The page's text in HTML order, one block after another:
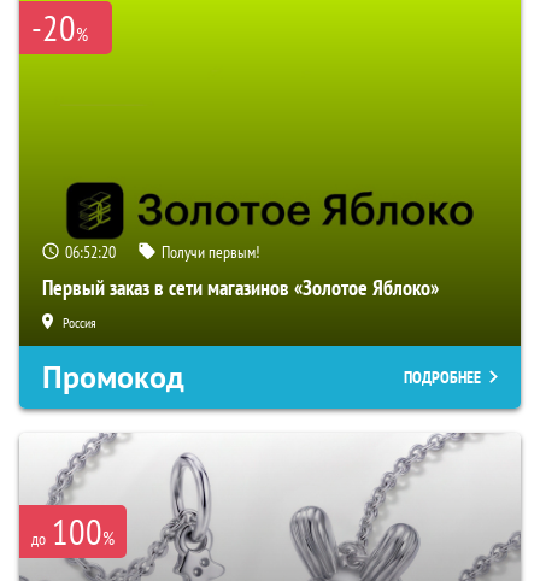
-20%
06:52:19 Получи первым!
Первый заказ в сети магазинов «Золотое Яблоко»
Россия
Промокод ПОДРОБНЕЕ
до 100%